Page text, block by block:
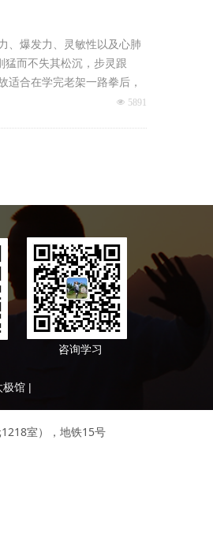
、爆发力、灵敏性以及心肺
猛而不失其松沉，步灵跟
合在学完老架一路拳后，
넶 5891
极馆 |
咨询学习
室），地铁15号